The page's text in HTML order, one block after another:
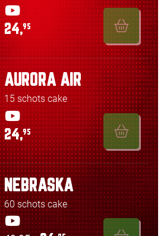
24,95
AURORA AIR
15 schots cake
24,95
NEBRASKA
60 schots cake